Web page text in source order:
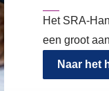
Het SRA-
een groot
Naar het